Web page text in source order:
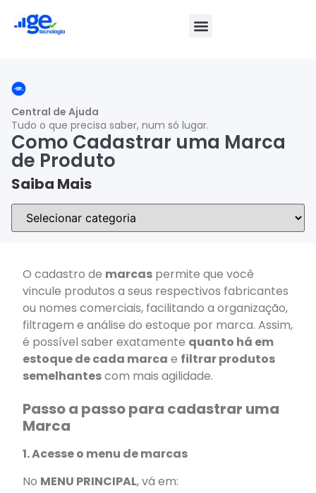
Central de Ajuda
Tudo o que precisa saber, num só lugar.
Como Cadastrar uma Marca
de Produto
Saiba Mais
O cadastro de marcas permite que você
vincule produtos a seus respectivos fabricantes
ou nomes comerciais, facilitando a organização,
filtragem e análise do estoque por marca. Assim,
é possível saber exatamente quanto há em
estoque de cada marca e filtrar produtos
semelhantescom mais agilidade.
Passo a passo para cadastrar uma
Marca
1. Acesse o menu de marcas
No MENU PRINCIPAL, vá em: